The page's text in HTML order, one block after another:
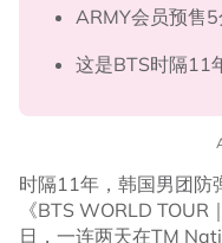
ARMY会员预售5
这是BTS时隔11
时隔11年，韩国男团防
《BTS WORLD
日，一连两天在TM